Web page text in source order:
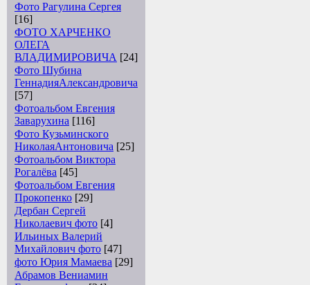
Фото Рагулина Сергея
[16]
ФОТО ХАРЧЕНКО
ОЛЕГА
ВЛАДИМИРОВИЧА [24]
Фото Шубина
ГеннадияАлександровича
[57]
Фотоальбом Евгения
Заварухина [116]
Фото Кузьминского
НиколаяАнтоновича [25]
Фотоальбом Виктора
Рогалёва [45]
Фотоальбом Евгения
Прокопенко [29]
Дербан Сергей
Николаевич фото [4]
Ильиных Валерий
Михайлович фото [47]
фото Юрия Мамаева [29]
Абрамов Вениамин